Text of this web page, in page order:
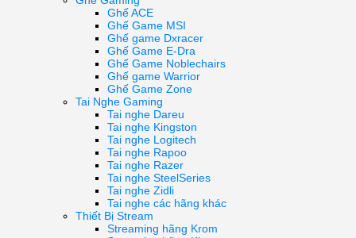
Ghế ACE
Ghế Game MSI
Ghế game Dxracer
Ghế Game E-Dra
Ghế Game Noblechairs
Ghế game Warrior
Ghế Game Zone
Tai Nghe Gaming
Tai nghe Dareu
Tai nghe Kingston
Tai nghe Logitech
Tai nghe Rapoo
Tai nghe Razer
Tai nghe SteelSeries
Tai nghe Zidli
Tai nghe các hãng khác
Thiết Bị Stream
Streaming hãng Krom